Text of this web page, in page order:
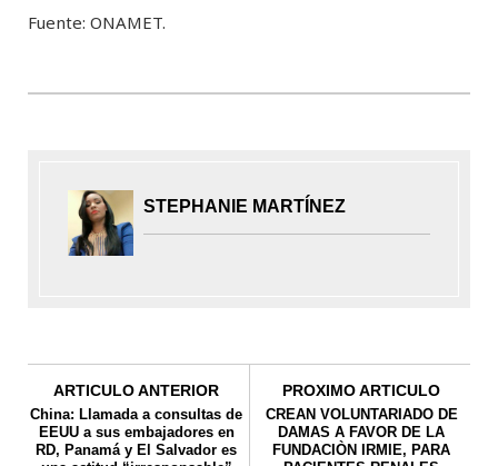
Fuente: ONAMET.
STEPHANIE MARTÍNEZ
ARTICULO ANTERIOR
China: Llamada a consultas de
EEUU a sus embajadores en
RD, Panamá y El Salvador es
PROXIMO ARTICULO
CREAN VOLUNTARIADO DE
DAMAS A FAVOR DE LA
FUNDACIÒN IRMIE, PARA